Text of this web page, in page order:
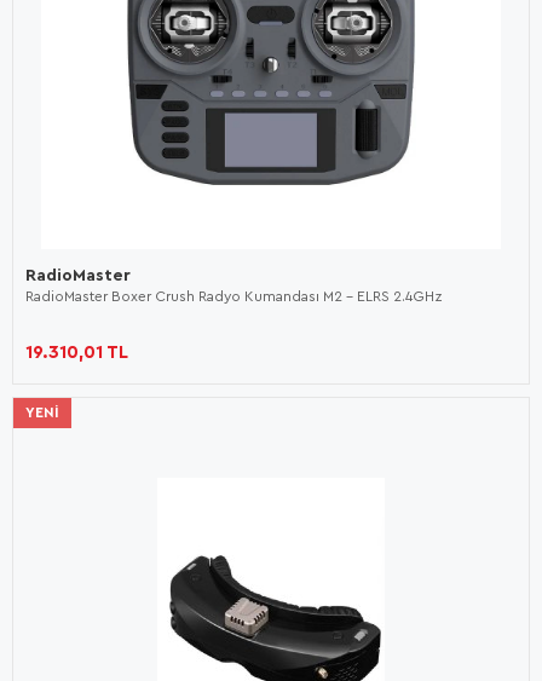
RadioMaster
RadioMaster Boxer Crush Radyo Kumandası M2 - ELRS 2.4GHz
19.310,01 TL
YENI